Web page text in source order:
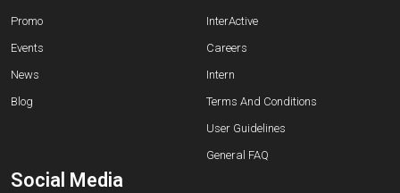
Promo
Events
News
Blog
Social Media
InterActive
Careers
Intern
Terms And Conditions
User Guidelines
General FAQ